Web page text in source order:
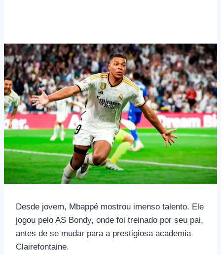
Desde jovem, Mbappé mostrou imenso talento. Ele
jogou pelo AS Bondy, onde foi treinado por seu pai,
antes de se mudar para a prestigiosa academia
Clairefontaine.